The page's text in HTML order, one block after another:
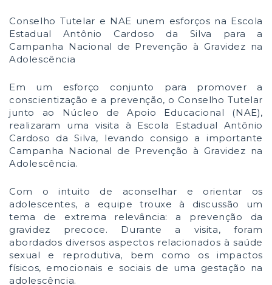
Conselho Tutelar e NAE unem esforços na Escola
Estadual Antônio Cardoso da Silva para a
Campanha Nacional de Prevenção à Gravidez na
Adolescência
Em um esforço conjunto para promover a
conscientização e a prevenção, o Conselho Tutelar
junto ao Núcleo de Apoio Educacional (NAE),
realizaram uma visita à Escola Estadual Antônio
Cardoso da Silva, levando consigo a importante
Campanha Nacional de Prevenção à Gravidez na
Adolescência.
Com o intuito de aconselhar e orientar os
adolescentes, a equipe trouxe à discussão um
tema de extrema relevância: a prevenção da
gravidez precoce. Durante a visita, foram
abordados diversos aspectos relacionados à saúde
sexual e reprodutiva, bem como os impactos
físicos, emocionais e sociais de uma gestação na
adolescência.